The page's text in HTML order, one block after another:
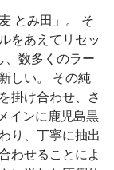
とみ田」。 そ
をあえてリセッ
、数多くのラー
しい。 その純
掛け合わせ、さ
インに鹿児島黒
り、丁寧に抽出
わせることによ